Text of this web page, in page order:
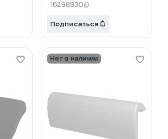
16298930
Подписаться
Нет в наличии